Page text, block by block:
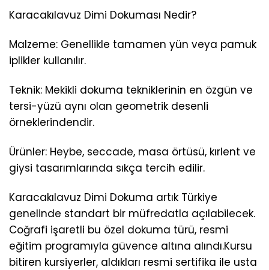
Karacakılavuz Dimi Dokuması Nedir?
Malzeme: Genellikle tamamen yün veya pamuk
iplikler kullanılır.
Teknik: Mekikli dokuma tekniklerinin en özgün ve
tersi-yüzü aynı olan geometrik desenli
örneklerindendir.
Ürünler: Heybe, seccade, masa örtüsü, kırlent ve
giysi tasarımlarında sıkça tercih edilir.
Karacakılavuz Dimi Dokuma artık Türkiye
genelinde standart bir müfredatla açılabilecek.
Coğrafi işaretli bu özel dokuma türü, resmi
eğitim programıyla güvence altına alındı.Kursu
bitiren kursiyerler, aldıkları resmi sertifika ile usta